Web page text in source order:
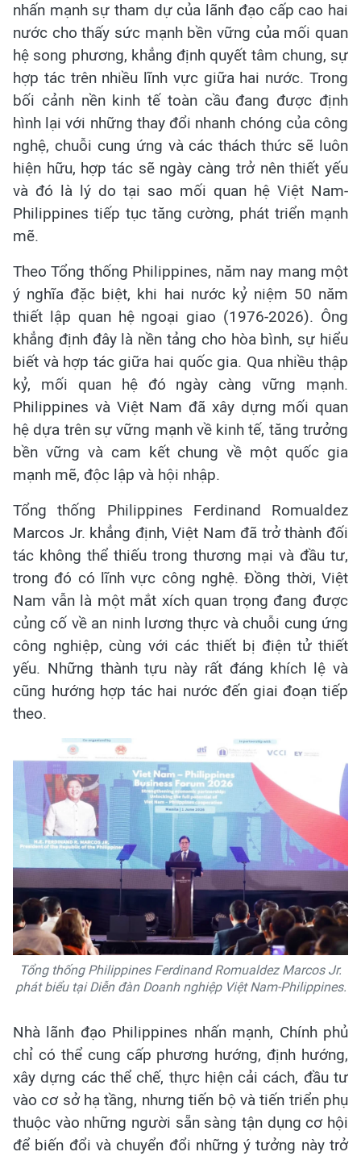
nhấn mạnh sự tham dự của lãnh đạo cấp cao hai
nước cho thấy sức mạnh bền vững của mối quan
hệ song phương, khẳng định quyết tâm chung, sự
hợp tác trên nhiều lĩnh vực giữa hai nước. Trong
bối cảnh nền kinh tế toàn cầu đang được định
hình lại với những thay đổi nhanh chóng của công
nghệ, chuỗi cung ứng và các thách thức sẽ luôn
hiện hữu, hợp tác sẽ ngày càng trở nên thiết yếu
và đó là lý do tại sao mối quan hệ Việt Nam-
Philippines tiếp tục tăng cường, phát triển mạnh
mẽ.
Theo Tổng thống Philippines, năm nay mang một
ý nghĩa đặc biệt, khi hai nước kỷ niệm 50 năm
thiết lập quan hệ ngoại giao (1976-2026). Ông
khẳng định đây là nền tảng cho hòa bình, sự hiểu
biết và hợp tác giữa hai quốc gia. Qua nhiều thập
kỷ, mối quan hệ đó ngày càng vững mạnh.
Philippines và Việt Nam đã xây dựng mối quan
hệ dựa trên sự vững mạnh về kinh tế, tăng trưởng
bền vững và cam kết chung về một quốc gia
mạnh mẽ, độc lập và hội nhập.
Tổng thống Philippines Ferdinand Romualdez
Marcos Jr. khẳng định, Việt Nam đã trở thành đối
tác không thể thiếu trong thương mại và đầu tư,
trong đó có lĩnh vực công nghệ. Đồng thời, Việt
Nam vẫn là một mắt xích quan trọng đang được
củng cố về an ninh lương thực và chuỗi cung ứng
công nghiệp, cùng với các thiết bị điện tử thiết
yếu. Những thành tựu này rất đáng khích lệ và
cũng hướng hợp tác hai nước đến giai đoạn tiếp
theo.
Tổng thống Philippines Ferdinand Romualdez Marcos Jr.
phát biểu tại Diễn đàn Doanh nghiệp Việt Nam-Philippines.
Nhà lãnh đạo Philippines nhấn mạnh, Chính phủ
chỉ có thể cung cấp phương hướng, định hướng,
xây dựng các thể chế, thực hiện cải cách, đầu tư
vào cơ sở hạ tầng, nhưng tiến bộ và tiến triển phụ
thuộc vào những người sẵn sàng tận dụng cơ hội
để biến đổi và chuyển đổi những ý tưởng này trở